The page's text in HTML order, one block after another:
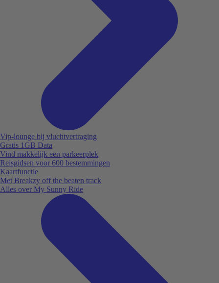
Vip-lounge bij vluchtvertraging
Gratis 1GB Data
Vind makkelijk een parkeerplek
Reisgidsen voor 600 bestemmingen
Kaartfunctie
Met Breakzy off the beaten track
Alles over My Sunny Ride